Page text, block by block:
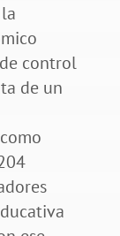
control
de un